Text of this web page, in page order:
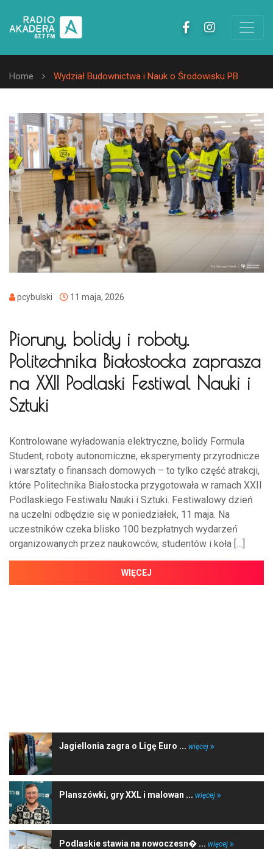
Home Wydział Budownictwa i Nauk o Środowisku PB
pcybulski 11 maja, 2026
Pioruny, bolidy i roboty.
Politechnika Białostocka zaprasza
na XXII Podlaski Festiwal Nauki i
Sztuki
Kontrolowane wyładowania elektryczne, bolidy Formula
Student, roboty autonomiczne, eksperymenty przyrodnicze
i warsztaty o finansach domowych – to tylko część atrakcji,
które Politechnika Białostocka przygotowała w ramach XXII
Podlaskiego Festiwalu Nauki i Sztuki. Festiwalowy dzień
na uczelni odbędzie się w poniedziałek, 11 maja. Na
uczestników czeka blisko 100 bezpłatnych wydarzeń
organizowanych przez naukowców, studentów i koła […]
WIĘCEJ
Jagiellonia zagra o Ligę Euro ... więcej
Planszówki, gry XXL i malowan ... więcej
Podlaskie stawia na nowoczesn� ... więcej